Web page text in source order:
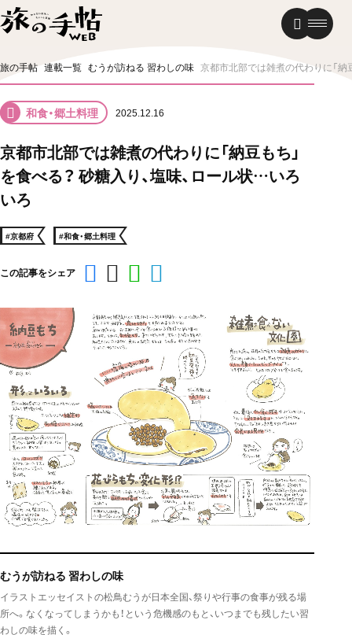
旅の手帖 連載一覧 むうが訪ねる 習わしの味 京都市北部では雑煮の代わりに「納
和食・郷土料理 2025.12.16
京都市北部では雑煮の代わりに「納豆もち」
を食べる？ 砂糖入り、塩味、ロール状…いろ
いろ
#京都府 #和食・郷土料理
この記事をシェア
むうが訪ねる 習わしの味
イラストエッセイストの松鳥むうが日本全国、祭りや行事の食事が残る場
所へ。なくなってしまうかも！という危機感のもと、いつまでも残したい習
わしの味を描く。
温泉
グルメ
街歩き
ニュース
新着記事